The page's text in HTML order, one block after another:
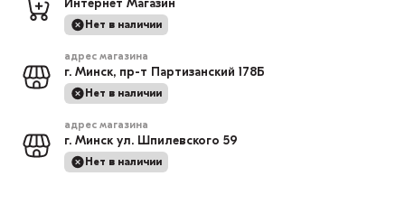
Интернет Магазин
Нет в наличии
адрес магазина
г. Минск, пр-т Партизанский 178Б
Нет в наличии
адрес магазина
г. Минск ул. Шпилевского 59
Нет в наличии